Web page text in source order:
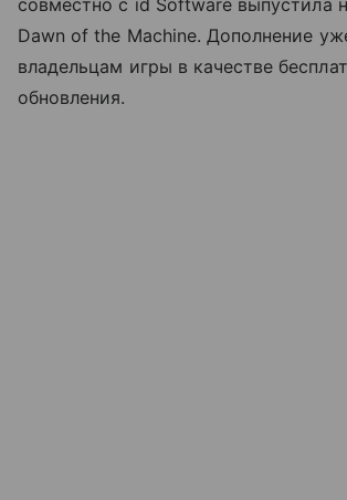
Dawn of the Machine. Дополнение
владельцам игры в качестве
обновления.